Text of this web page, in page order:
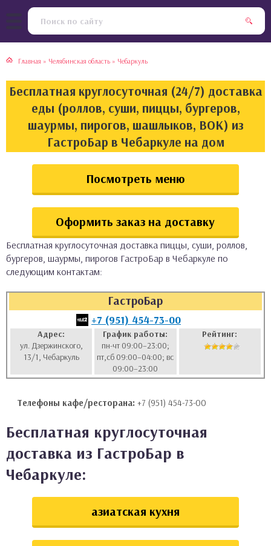
Главная » Челябинская область » Чебаркуль
Бесплатная круглосуточная (24/7) доставка
еды (роллов, суши, пиццы, бургеров,
шаурмы, пирогов, шашлыков, ВОК) из
ГастроБар в Чебаркуле на дом
Посмотреть меню
Оформить заказ на доставку
Бесплатная круглосуточная доставка пиццы, суши, роллов,
бургеров, шаурмы, пирогов ГастроБар в Чебаркуле по
следующим контактам:
ГастроБар
+7 (951) 454-73-00
Адрес:
ул. Дзержинского,
13/1, Чебаркуль
График работы:
пн-чт 09:00–23:00;
пт,сб 09:00–04:00; вс
09:00–23:00
Рейтинг:
Телефоны кафе/ресторана: +7 (951) 454-73-00
Бесплатная круглосуточная
доставка из ГастроБар в
Чебаркуле:
азиатская кухня
кухня
кухня
кухня
кухня
булочки